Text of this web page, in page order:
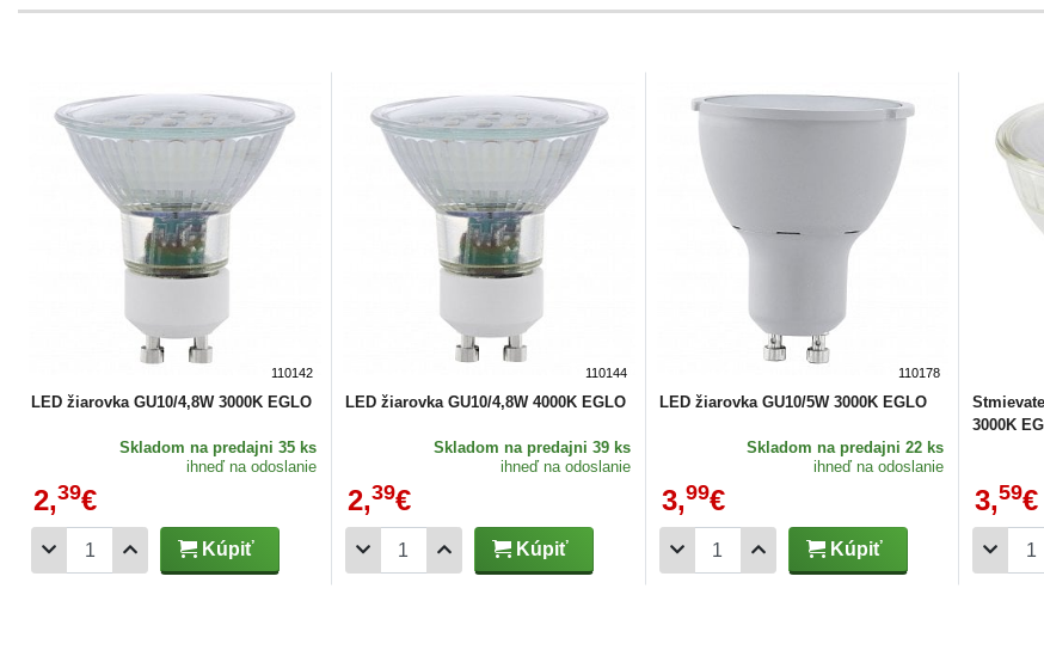
110142
LED žiarovka GU10/4,8W 3000K EGLO
Skladom na predajni 35 ks
ihneď na odoslanie
2,39€
Kúpiť
110144
LED žiarovka GU10/4,8W 4000K EGLO
Skladom na predajni 39 ks
ihneď na odoslanie
2,39€
Kúpiť
110178
LED žiarovka GU10/5W 3000K EGLO
Skladom na predajni 22 ks
ihneď na odoslanie
3,99€
Kúpiť
3000K
3,59€